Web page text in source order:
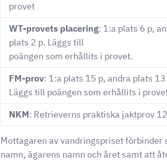
provet
WT-provets placering: 1:a plats 6 p,
plats 2 p. Läggs till
poängen som erhållits i provet.
FM-prov: 1:a plats 15 p, andra plats
Läggs till poängen som erhållits i
NKM: Retrieverns praktiska jaktprov
Mottagaren av vandringspriset förbinder
namn, ägarens namn och året samt att